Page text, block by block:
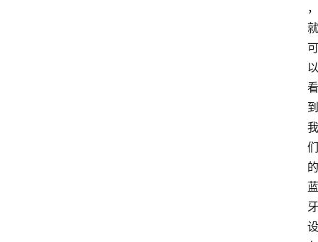
，
就
可
以
看
到
我
们
的
蓝
牙
设